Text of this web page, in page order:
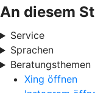
An diesem
Service
Sprachen
Beratungsthemen
Xing öffnen